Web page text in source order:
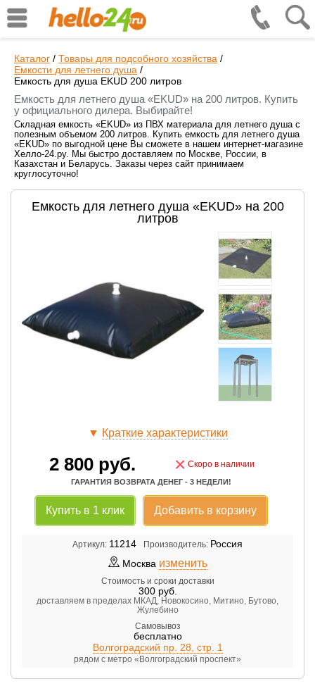
Каталог / Товары для подсобного хозяйства /
Емкости для летнего душа /
Емкость для душа EKUD 200 литров
Емкость для летнего душа «EKUD» на 200 литров. Купить
у официального дилера. Выбирайте!
Складная емкость «EKUD» из ПВХ материала для летнего душа с
полезным объемом 200 литров. Купить емкость для летнего душа
«EKUD» по выгодной цене Вы сможете в нашем интернет-магазине
Хелло-24.ру. Мы быстро доставляем по Москве, России, в
Казахстан и Беларусь. Заказы через сайт принимаем
круглосуточно!
Емкость для летнего душа «EKUD» на 200
литров
▼ Краткие характеристики
2 800руб. × Скоро в наличии
ГАРАНТИЯ ВОЗВРАТА ДЕНЕГ - 3 НЕДЕЛИ!
Купить в 1 клик Добавить в корзину
Артикул: 11214 Производитель: Россия
Москва изменить
Стоимость и сроки доставки
300руб.
доставляем в пределах МКАД, Новокосино, Митино, Бутово,
Жулебино
Самовывоз
бесплатно
Волгоградский пр. 28, стр. 1
рядом с метро «Волгоградский проспект»